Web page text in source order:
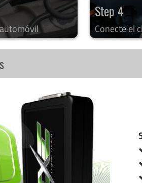
Step 4
Conecte el